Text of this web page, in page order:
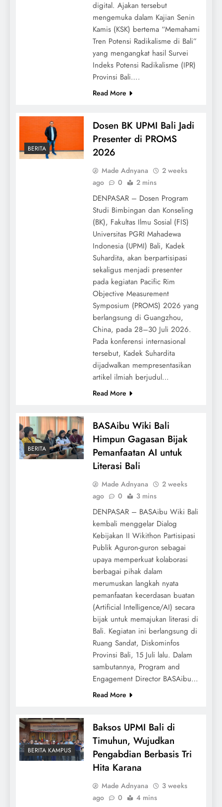
digital. Ajakan tersebut
mengemuka dalam Kajian Senin
Kamis (KSK) bertema “Memahami
Tren Potensi Radikalisme di Bali”
yang mengangkat hasil Survei
Indeks Potensi Radikalisme (IPR)
Provinsi Bali….
Read More
BERITA
Dosen BK UPMI Bali Jadi
Presenter di PROMS
2026
Made Adnyana
2 weeks
ago
0 2 mins
DENPASAR – Dosen Program
Studi Bimbingan dan Konseling
(BK), Fakultas Ilmu Sosial (FIS)
Universitas PGRI Mahadewa
Indonesia (UPMI) Bali, Kadek
Suhardita, akan berpartisipasi
sekaligus menjadi presenter
pada kegiatan Pacific Rim
Objective Measurement
Symposium (PROMS) 2026 yang
berlangsung di Guangzhou,
China, pada 28–30 Juli 2026.
Pada konferensi internasional
tersebut, Kadek Suhardita
dijadwalkan mempresentasikan
artikel ilmiah berjudul…
Read More
BERITA
BASAibu Wiki Bali
Himpun Gagasan Bijak
Pemanfaatan AI untuk
Literasi Bali
Made Adnyana
2 weeks
ago
0 3 mins
DENPASAR – BASAibu Wiki Bali
kembali menggelar Dialog
Kebijakan II Wikithon Partisipasi
Publik Aguron-guron sebagai
upaya memperkuat kolaborasi
berbagai pihak dalam
merumuskan langkah nyata
pemanfaatan kecerdasan buatan
(Artificial Intelligence/AI) secara
bijak untuk memajukan literasi di
Bali. Kegiatan ini berlangsung di
Ruang Sandat, Diskominfos
Provinsi Bali, 15 Juli lalu. Dalam
sambutannya, Program and
Engagement Director BASAibu…
Read More
BERITA KAMPUS
Baksos UPMI Bali di
Timuhun, Wujudkan
Pengabdian Berbasis Tri
Hita Karana
Made Adnyana
3 weeks
ago
0 4 mins